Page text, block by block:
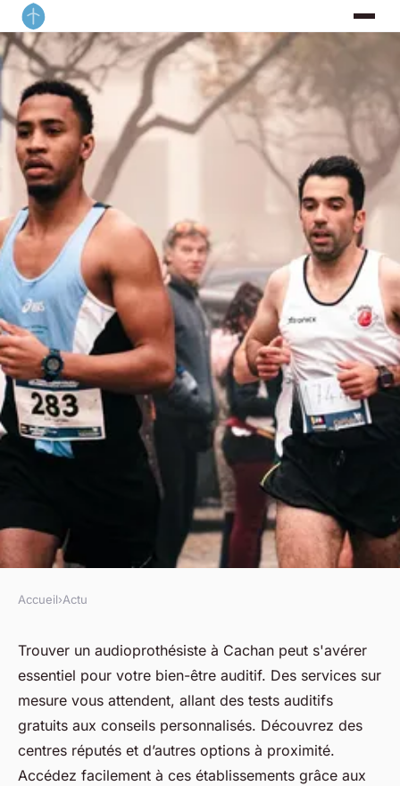
Votre audioprothésiste à
Cachan : services sur mesure!
fabienne •22 avril 2025 •7 min de lecture
Accueil›Actu
Trouver un audioprothésiste à Cachan peut s'avérer
essentiel pour votre bien-être auditif. Des services sur
mesure vous attendent, allant des tests auditifs
gratuits aux conseils personnalisés. Découvrez des
centres réputés et d’autres options à proximité.
Accédez facilement à ces établissements grâce aux